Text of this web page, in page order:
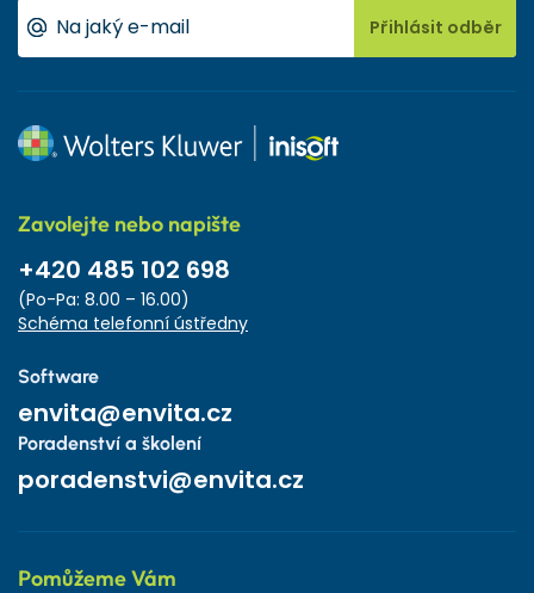
Přihlásit odběr
Zavolejte nebo napište
+420 485 102 698
(Po-Pa: 8.00 – 16.00)
Schéma telefonní ústředny
Software
envita@envita.cz
Poradenství a školení
poradenstvi@envita.cz
Pomůžeme Vám